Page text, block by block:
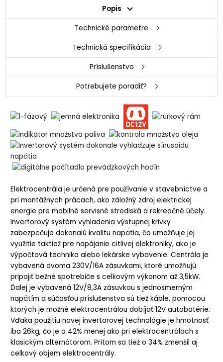
Popis
Technické parametre
Technická špecifikácia
Príslušenstvo
Potrebujete poradiť?
Elektrocentrála je určená pre používanie v stavebníctve a
pri montážnych prácach, ako záložný zdroj elektrickej
energie pre mobilné servisné strediská a rekreačné účely.
Invertorový systém vyhladenia výstupnej krivky
zabezpečuje dokonalú kvalitu napätia, čo umožňuje jej
využitie taktiež pre napájanie citlivej elektroniky, ako je
výpočtová technika alebo lekárske vybavenie. Centrála je
vybavená dvoma 230V/16A zásuvkami, ktoré umožňujú
pripojiť bežné spotrebiče s celkovým výkonom až 3,5kW.
Ďalej je vybavená 12V/8,3A zásuvkou s jednosmerným
napätím a súčasťou príslušenstva sú tiež káble, pomocou
ktorých je možné elektrocentrálou dobíjať 12V autobatérie.
Vďaka použitiu novej invertorovej technológie je hmotnosť
iba 26kg, čo je o 42% menej ako pri elektrocentrálach s
klasickým alternátorom. Pritom sa tiež o 34% zmenšil aj
celkový objem elektrocentrály.